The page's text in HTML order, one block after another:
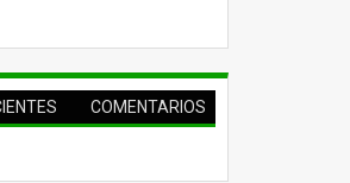
COMENTARIOS